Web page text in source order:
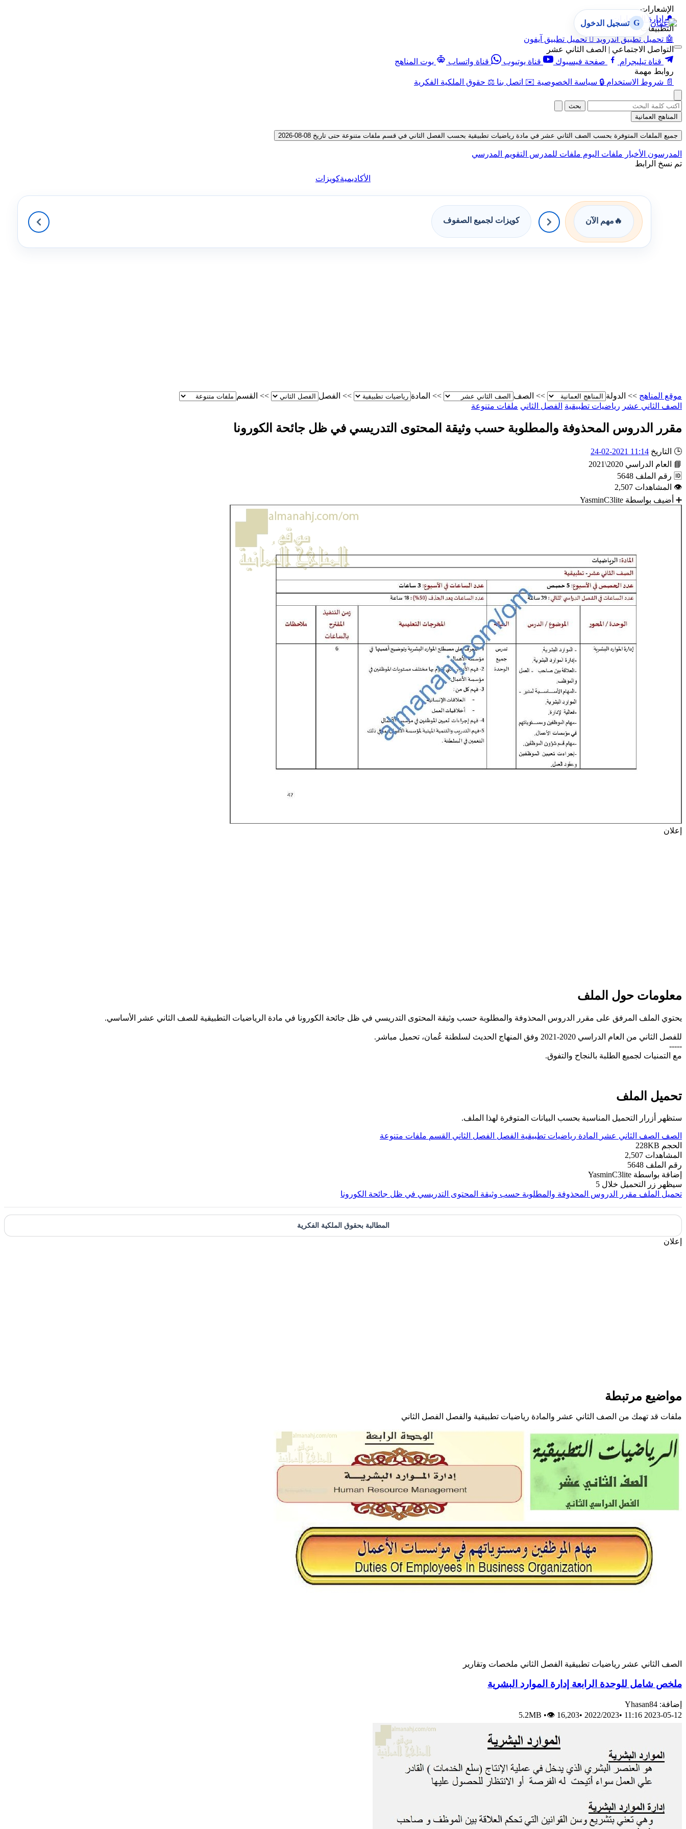
الإشعارات
🔔 إدارة الإشعارات
التطبيقات
🤖 تحميل تطبيق أندرويد  تحميل تطبيق آيفون
التواصل الاجتماعي | الصف الثاني عشر
قناة تيليجرام
صفحة فيسبوك قناة يوتيوب قناة واتساب
بوت المناهج
روابط مهمة
📄 شروط الاستخدام 🔒 سياسة الخصوصية ✉️ اتصل بنا ⚖️ حقوق الملكية الفكرية
G تسجيل الدخول
بحث
المناهج العمانية
جميع الملفات المتوفرة بحسب الصف الثاني عشر في مادة رياضيات تطبيقية بحسب الفصل الثاني في قسم ملفات متنوعة حتى تاريخ 08-08-2026
المدرسون الأخبار ملفات اليوم ملفات للمدرس التقويم المدرسي
تم نسخ الرابط
الأكاديميةكويزات
🔥 مهم الآن كويزات لجميع الصفوف
موقع المناهج >> الدولة >> الصف >> المادة >> الفصل >> القسم
الصف الثاني عشر رياضيات تطبيقية الفصل الثاني ملفات متنوعة
مقرر الدروس المحذوفة والمطلوبة حسب وثيقة المحتوى التدريسي في ظل جائحة الكورونا
🕒 التاريخ 11:14 2021-02-24
📘
العام الدراسي 2020\2021
🆔 رقم الملف 5648
👁 المشاهدات 2,507
➕ أضيف بواسطة YasminC3lite
إعلان
معلومات حول الملف
يحتوي الملف المرفق على مقرر الدروس المحذوفة والمطلوبة حسب وثيقة المحتوى التدريسي في ظل جائحة الكورونا في مادة الرياضيات التطبيقية للصف الثاني عشر الأساسي.
للفصل الثاني من العام الدراسي 2020-2021 وفق المنهاج الحديث لسلطنة عُمان، تحميل مباشر.
-----
مع التمنيات لجميع الطلبة بالنجاح والتفوق.
تحميل الملف
ستظهر أزرار التحميل المناسبة بحسب البيانات المتوفرة لهذا الملف.
الصف الصف الثاني عشر المادة رياضيات تطبيقية الفصل الفصل الثاني القسم ملفات متنوعة
الحجم 228KB
المشاهدات 2,507
رقم الملف 5648
إضافة بواسطة YasminC3lite
سيظهر زر التحميل خلال 5
تحميل الملف مقرر الدروس المحذوفة والمطلوبة حسب وثيقة المحتوى التدريسي في ظل جائحة الكورونا
المطالبة بحقوق الملكية الفكرية
إعلان
مواضيع مرتبطة
ملفات قد تهمك من الصف الثاني عشر والمادة رياضيات تطبيقية والفصل الفصل الثاني
الصف الثاني عشر رياضيات تطبيقية الفصل الثاني ملخصات وتقارير
ملخص شامل للوحدة الرابعة إدارة الموارد البشرية
إضافة: Yhasan84
2023-05-12 11:16
•
2022/2023
•
5.2MB •👁 16,203